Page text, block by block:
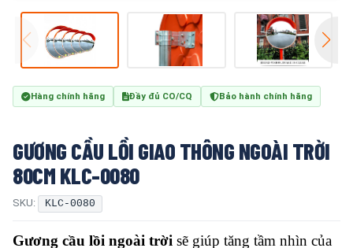
Hàng chính hãng Đầy đủ CO/CQ Bảo hành chính hãng
GƯƠNG CẦU LỒI GIAO THÔNG NGOÀI TRỜI
80CM KLC-0080
SKU: KLC-0080
Gương cầu lồi ngoài trời sẽ giúp tăng tầm nhìn của